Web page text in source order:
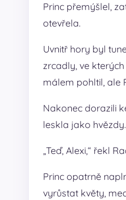
Princ přemýšlel,
otevřela.
Uvnitř hory byl
zrcadly, ve
málem pohltil, ale
Nakonec dorazili
leskla jako hvězdy.
„Teď, Alexi,“ řekl
Princ opatrně
vyrůstat květy,